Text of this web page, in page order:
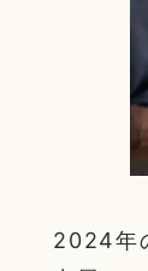
2024年